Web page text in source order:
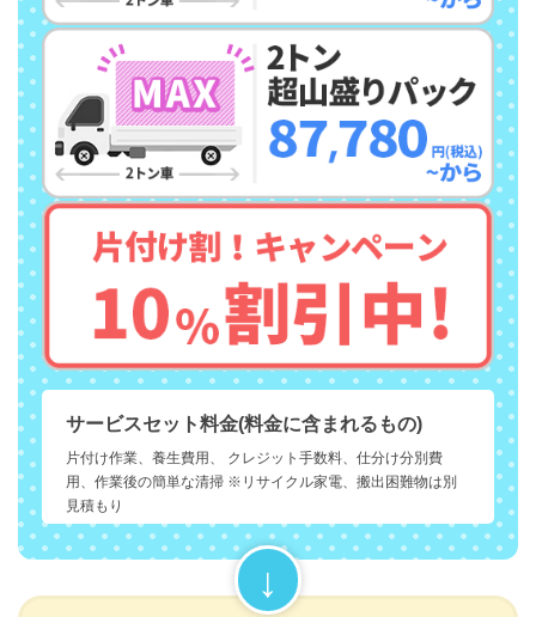
サービスセット料金(料金に含まれるもの)
片付け作業、養生費用、 クレジット手数料、仕分け分別費
用、作業後の簡単な清掃 ※リサイクル家電、搬出困難物は別
見積もり